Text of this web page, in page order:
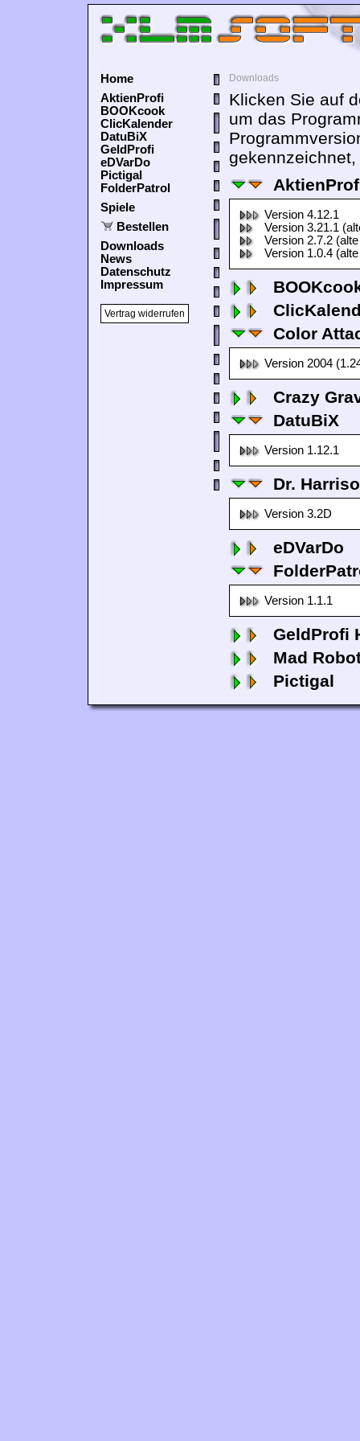
Home
AktienProfi
BOOKcook
ClicKalender
DatuBiX
GeldProfi
eDVarDo
Pictigal
FolderPatrol
Spiele
Bestellen
Downloads
News
Datenschutz
Impressum
Vertrag widerrufen
Downloads
Klicken Sie auf
um das
Version 4.12.1
Version 3.21.1
Version 2.7.2
Version 1.0.4
Color
Version 2004
Crazy
DatuBiX
Version 1.12.1
Dr.
Version 3.2D
eDVarDo
Version 1.1.1
GeldProfi
Mad
Pictigal